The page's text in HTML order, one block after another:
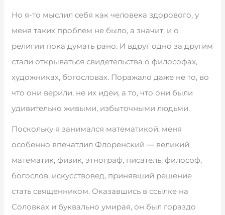
Но я-то мыслил себя как человека здорового, у
меня таких проблем не было, а значит, и о
религии пока думать рано. И вдруг одно за другим
стали открываться свидетельства о философах,
художниках, богословах. Поражало даже не то, во
что они верили, не их идеи, а то, что они были
удивительно живыми, избыточными людьми.
Поскольку я занимался математикой, меня
особенно впечатлил Флоренский — великий
математик, физик, этнограф, писатель, философ,
богослов, искусствовед, принявший решение
стать священником. Оказавшись в ссылке на
Соловках и буквально умирая, он был гораздо